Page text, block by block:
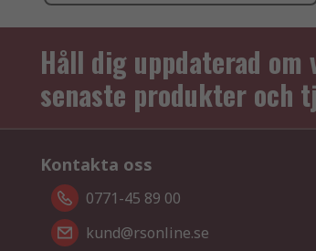
Håll dig uppdaterad om
senaste produkter och
Kontakta oss
0771-45 89 00
kund@rsonline.se